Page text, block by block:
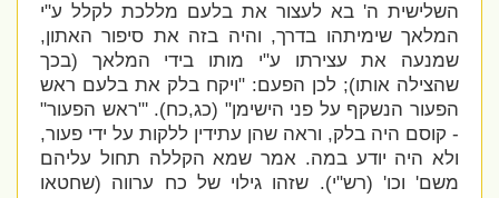
השלישית ה' בא לעצור את בלעם מללכת לקלל ע"י
המלאך שימיתהו בדרך, והיה בזה את סיפור האתון,
שמנעה את עצירתו ע"י מותו בידי המלאך (בכך
שהצילה אותו); לכן הפעם: "ויקח בלק את בלעם ראש
הפעור הנשקף על פני הישימן" (כג,כח). '"ראש הפעור"
- קוסם היה בלק, וראה שהן עתידין ללקות על ידי פעור,
ולא היה יודע במה. אמר שמא הקללה תחול עליהם
משם' וכו' (רש"י). שזהו גילוי של כח ערווה (שחטאו